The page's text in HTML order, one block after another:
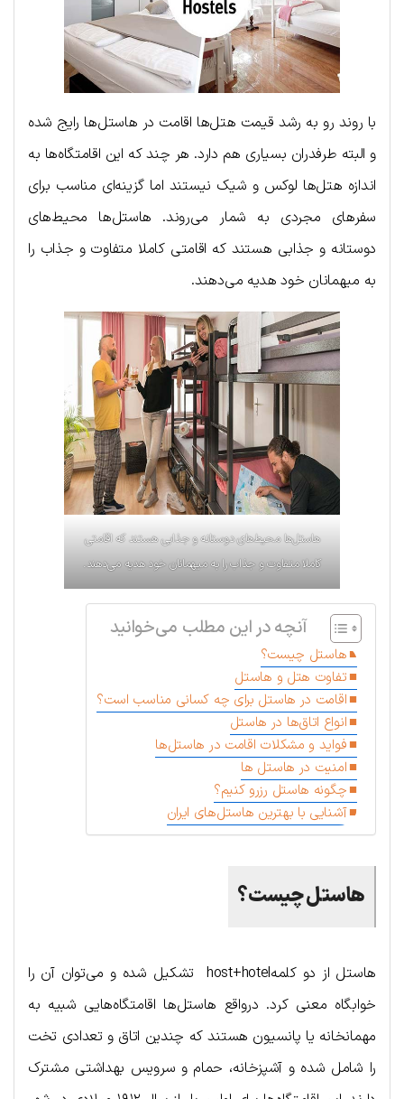
با روند رو به رشد قیمت هتل‌ها اقامت در هاستل‌ها رایج شده
و البته طرفدران بسیاری هم دارد. هر چند که این اقامتگاه‌ها به
اندازه هتل‌ها لوکس و شیک نیستند اما گزینه‌ای مناسب برای
سفرهای مجردی به شمار می‌روند. هاستل‌ها محیط‌های
دوستانه و جذابی هستند که اقامتی کاملا متفاوت و جذاب را
به میهمانان خود هدیه می‌دهند.
هاستل‌ها محیط‌های دوستانه و جذابی هستند که اقامتی
کاملا متفاوت و جذاب را به میهمانان خود هدیه می‌دهند.
آنچه در این مطلب می‌خوانید
هاستل چیست؟
تفاوت هتل و ها‌ستل
اقامت در ها‌ستل برای چه کسانی مناسب است؟
انواع اتاق‌ها در هاستل
فواید و مشکلات اقامت در هاستل­‌ها
امنیت در هاستل ها
چگونه ها‌ستل رزرو کنیم؟
آشنایی با بهترین هاستل‌های ایران
هاستل چیست؟
هاستل از دو کلمهhost+hotel تشکیل شده و می‌توان آن را
خوابگاه معنی کرد. درواقع هاستل‌ها اقامتگاه‌هایی شبیه به
مهمانخانه یا پانسیون هستند که چندین اتاق و تعدادی تخت
را شامل شده و آشپزخانه، حمام و سرویس بهداشتی مشترک